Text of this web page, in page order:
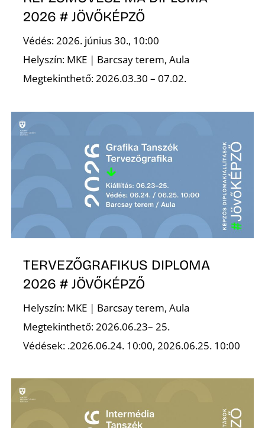
2026 # JÖVŐKÉPZŐ
Védés: 2026. június 30., 10:00
Helyszín: MKE | Barcsay terem, Aula
Megtekinthető: 2026.03.30 – 07.02.
TERVEZŐGRAFIKUS DIPLOMA
2026 # JÖVŐKÉPZŐ
Helyszín: MKE | Barcsay terem, Aula
Megtekinthető: 2026.06.23– 25.
Védések: .2026.06.24. 10:00, 2026.06.25. 10:00